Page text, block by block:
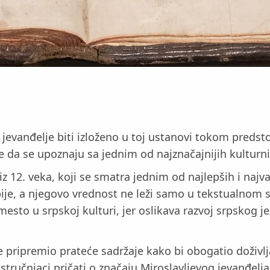
biti izloženo u toj ustanovi tokom
da se upoznaju sa jednim od najznačajnijih
12. veka, koji se smatra jednim od najlepših i
a njegovo vrednost ne leži samo u
u srpskoj kulturi, jer oslikava razvoj srpskog
pripremio prateće sadržaje kako bi obogatio